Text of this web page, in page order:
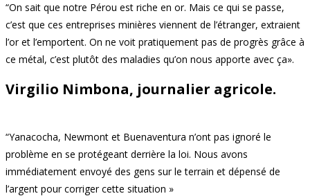
“On sait que notre Pérou est riche en or. Mais ce qui se passe,
c’est que ces entreprises minières viennent de l’étranger, extraient
l’or et l’emportent. On ne voit pratiquement pas de progrès grâce à
ce métal, c’est plutôt des maladies qu’on nous apporte avec ça».
Virgilio Nimbona, journalier agricole.
“Yanacocha, Newmont et Buenaventura n’ont pas ignoré le
problème en se protégeant derrière la loi. Nous avons
immédiatement envoyé des gens sur le terrain et dépensé de
l’argent pour corriger cette situation »